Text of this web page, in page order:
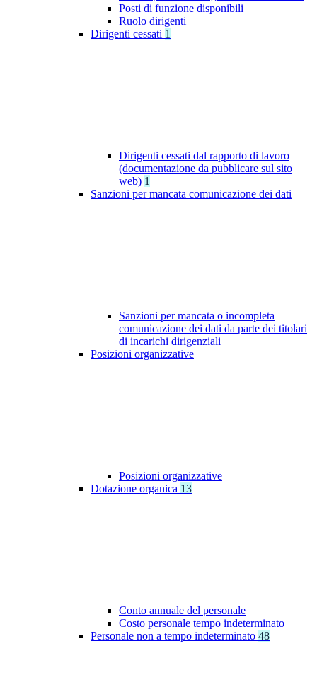
Posti di funzione disponibili
Ruolo dirigenti
Dirigenti cessati 1
Dirigenti cessati dal rapporto di lavoro
(documentazione da pubblicare sul sito
web) 1
Sanzioni per mancata comunicazione dei dati
Sanzioni per mancata o incompleta
comunicazione dei dati da parte dei titolari
di incarichi dirigenziali
Posizioni organizzative
Posizioni organizzative
Dotazione organica 13
Conto annuale del personale
Costo personale tempo indeterminato
Personale non a tempo indeterminato 48